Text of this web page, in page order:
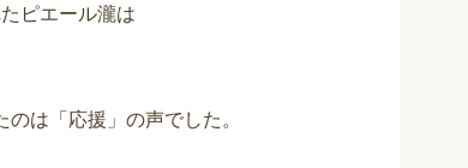
ピエール瀧は
は「応援」の声でした。